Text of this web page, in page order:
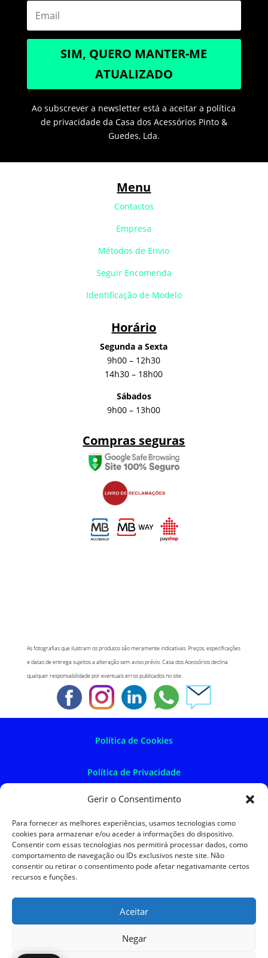
Gerir o Consentimento
Para fornecer as melhores experiências, usamos tecnologias como
cookies para armazenar e/ou aceder a informações do dispositivo.
Consentir com essas tecnologias nos permitirá processar dados, como
comportamento de navegação ou IDs exclusivos neste site. Não
consentir ou retirar o consentimento pode afetar negativamante certos
recursos e funções.
Aceitar
Negar
SIM, QUERO MANTER-ME
ATUALIZADO
Ao subscrever a newsletter está a aceitar a política
de privacidade da Casa dos Acessórios Pinto &
Guedes, Lda.
Menu
Contactos
Empresa
Métodos de Envio
Seguir Encomenda
Identificação de Modelo
Horário
Segunda a Sexta
9h00 – 12h30
14h30 – 18h00
Sábados
9h00 – 13h00
Compras seguras
As fotografias que ilustram os produtos são meramente indicativas. Preços, especificações
e datas de entrega sujeitos a alteração sem aviso prévio. Casa dos Acessórios declina
qualquer responsabilidade por eventuais erros publicados no site.
Política de Cookies
Política de Privacidade
Política de Devoluções
Termos e Condições
Resolução de Litígios
SKySIGMA